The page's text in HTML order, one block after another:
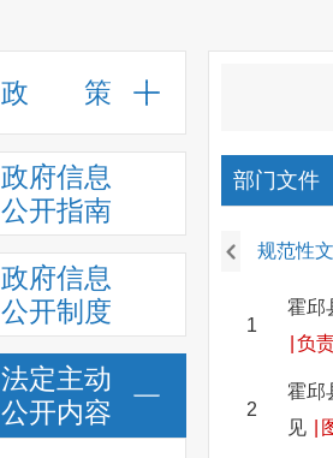
政 策
政府信息
公开指南
政府信息
公开制度
法定主动
公开内容
部门文件
规范性
1
霍邱
负
2
霍邱
见